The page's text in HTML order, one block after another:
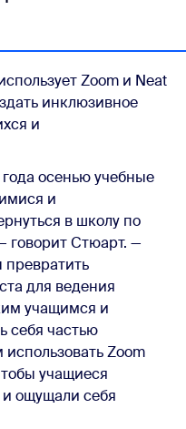
Zoom и Neat
инклюзивное
и
осенью учебные
и
в школу по
говорит Стюарт. —
для ведения
учащимся и
себя частью
Zoom
учащиеся
и ощущали себя